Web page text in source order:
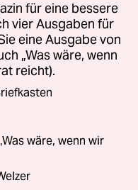
für eine bessere
vier Ausgaben für
eine Ausgabe von
„Was wäre, wenn
reicht).
wäre, wenn wir